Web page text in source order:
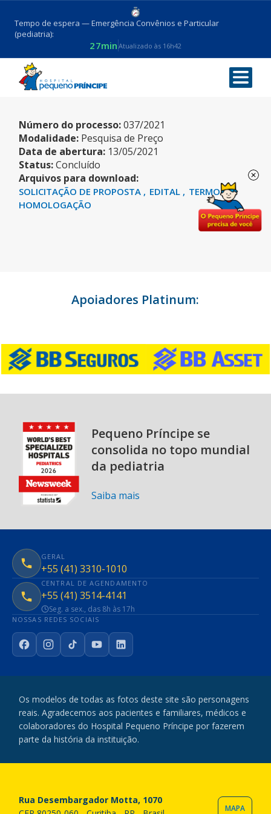
Tempo de espera — Emergência Convênios e Particular
(pediatria):
27min Atualizado às 16h42
SERVIDOR
Número do processo:037/2021
Modalidade: Pesquisa de Preço
Data de abertura: 13/05/2021
Status:Concluído
Arquivos para download:
SOLICITAÇÃO DE PROPOSTA EDITAL
TERMO DE
HOMOLOGAÇÃO
Apoiadores Platinum:
Pequeno Príncipe se
consolida no topo mundial
da pediatria
Saiba mais
GERAL
+55 (41) 3310-1010
CENTRAL DE AGENDAMENTO
+55 (41) 3514-4141
Seg. a sex., das 8h às 17h
NOSSAS REDES SOCIAIS
FacebookInstagram
TikTokYouTubeLinkedIn
Os modelos de todas as fotos deste site são personagens
reais. Agradecemos aos pacientes e familiares, médicos e
colaboradores do Hospital Pequeno Príncipe por fazerem
parte da história da instituição.
Rua Desembargador Motta, 1070
MAPA